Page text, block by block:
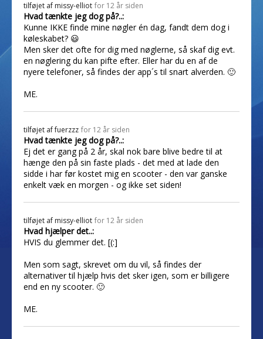
tilføjet af missy-elliot for 12 år siden
Hvad tænkte jeg dog på?..:
Kunne IKKE finde mine nøgler én dag, fandt dem dog i
køleskabet? 😃
Men sker det ofte for dig med nøglerne, så skaf dig evt.
en nøglering du kan pifte efter. Eller har du en af de
nyere telefoner, så findes der app´s til snart alverden. 🙂
ME.
tilføjet affuerzzz for 12 år siden
Hvad tænkte jeg dog på?..:
Ej det er gang på 2 år, skal nok bare blive bedre til at
hænge den på sin faste plads - det med at lade den
sidde i har før kostet mig en scooter - den var ganske
enkelt væk en morgen - og ikke set siden!
tilføjet af missy-elliot for 12 år siden
Hvad hjælper det..:
HVIS du glemmer det. [(:]
Men som sagt, skrevet om du vil, så findes der
alternativer til hjælp hvis det sker igen, som er billigere
end en ny scooter. 🙂
ME.